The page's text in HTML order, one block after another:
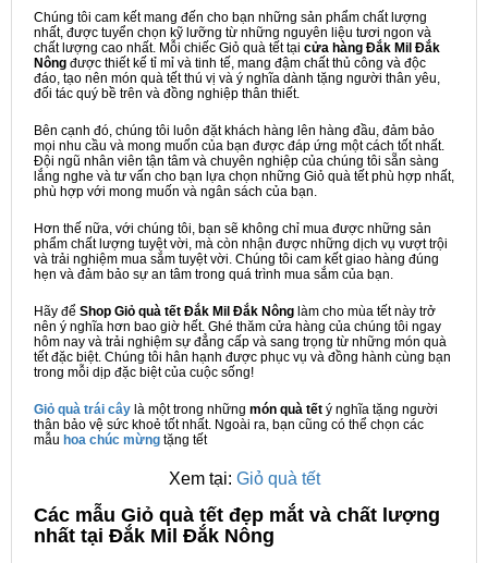
Chúng tôi cam kết mang đến cho bạn những sản phẩm chất lượng
nhất, được tuyển chọn kỹ lưỡng từ những nguyên liệu tươi ngon và
chất lượng cao nhất. Mỗi chiếc Giỏ quà tết tại cửa hàng Đắk Mil Đắk
Nông được thiết kế tỉ mỉ và tinh tế, mang đậm chất thủ công và độc
đáo, tạo nên món quà tết thú vị và ý nghĩa dành tặng người thân yêu,
đối tác quý bề trên và đồng nghiệp thân thiết.
Bên cạnh đó, chúng tôi luôn đặt khách hàng lên hàng đầu, đảm bảo
mọi nhu cầu và mong muốn của bạn được đáp ứng một cách tốt nhất.
Đội ngũ nhân viên tận tâm và chuyên nghiệp của chúng tôi sẵn sàng
lắng nghe và tư vấn cho bạn lựa chọn những Giỏ quà tết phù hợp nhất,
phù hợp với mong muốn và ngân sách của bạn.
Hơn thế nữa, với chúng tôi, bạn sẽ không chỉ mua được những sản
phẩm chất lượng tuyệt vời, mà còn nhận được những dịch vụ vượt trội
và trải nghiệm mua sắm tuyệt vời. Chúng tôi cam kết giao hàng đúng
hẹn và đảm bảo sự an tâm trong quá trình mua sắm của bạn.
Hãy để Shop Giỏ quà tết Đắk Mil Đắk Nông làm cho mùa tết này trở
nên ý nghĩa hơn bao giờ hết. Ghé thăm cửa hàng của chúng tôi ngay
hôm nay và trải nghiệm sự đẳng cấp và sang trọng từ những món quà
tết đặc biệt. Chúng tôi hân hạnh được phục vụ và đồng hành cùng bạn
trong mỗi dịp đặc biệt của cuộc sống!
Giỏ quà trái cây là một trong những món quà tết ý nghĩa tặng người
thân bảo vệ sức khoẻ tốt nhất. Ngoài ra, bạn cũng có thể chọn các
mẫu hoa chúc mừng tặng tết
Xem tại: Giỏ quà tết
Các mẫu Giỏ quà tết đẹp mắt và chất lượng
nhất tại Đắk Mil Đắk Nông